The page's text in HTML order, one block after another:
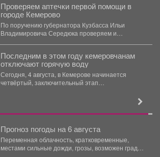
Проверяем аптечки первой помощи в
городе Кемерово
По поручению губернатора Кузбасса Ильи
Владимировича Середюка проверяем и
Последним в этом году кемеровчанам
отключают горячую воду
Сегодня, 4 августа, в Кемерове начинается
четвёртый, заключительный этап
Прогноз погоды на 6 августа
Переменная облачность, кратковременные,
местами сильные дожди, грозы, возможен град.